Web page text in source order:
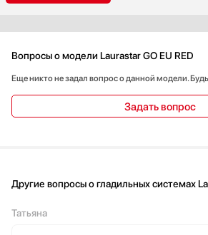
Вопросы о модели Laurastar GO EU RED
Еще никто не задал вопрос о данной модели.
Задать вопрос
Другие вопросы о гладильных системах
Татьяна